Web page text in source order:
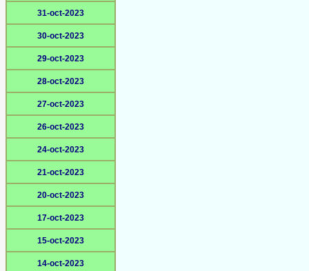
31-oct-2023
30-oct-2023
29-oct-2023
28-oct-2023
27-oct-2023
26-oct-2023
24-oct-2023
21-oct-2023
20-oct-2023
17-oct-2023
15-oct-2023
14-oct-2023